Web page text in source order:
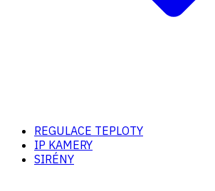
REGULACE TEPLOTY
IP KAMERY
SIRÉNY